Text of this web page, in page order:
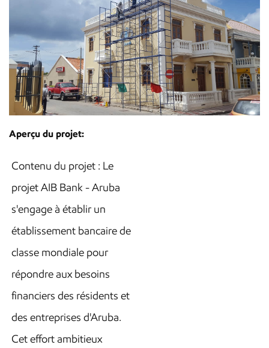
Aperçu du projet:
Contenu du projet : Le
projet AIB Bank - Aruba
s'engage à établir un
établissement bancaire de
classe mondiale pour
répondre aux besoins
financiers des résidents et
des entreprises d'Aruba.
Cet effort ambitieux